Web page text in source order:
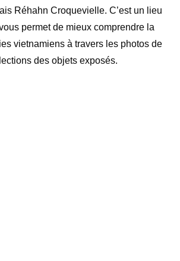
Réhahn Croquevielle. C’est un lieu
permet de mieux comprendre la
vietnamiens à travers les photos de
des objets exposés.